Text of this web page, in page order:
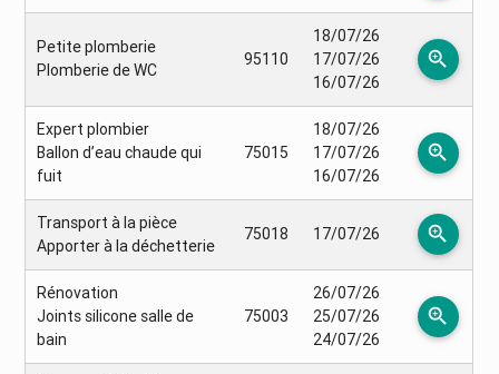
Petite plomberie
Plomberie de WC
95110
18/07/26
17/07/26
16/07/26
zoom_in
Expert plombier
Ballon d’eau chaude qui
fuit
75015
18/07/26
17/07/26
16/07/26
zoom_in
Transport à la pièce
Apporter à la déchetterie
75018 17/07/26 zoom_in
Rénovation
Joints silicone salle de
bain
75003
26/07/26
25/07/26
24/07/26
zoom_in